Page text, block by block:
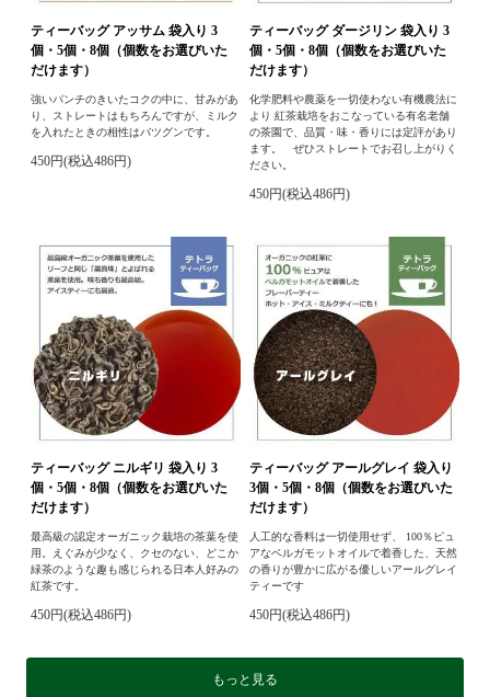
ティーバッグ アッサム 袋入り 3
個・5個・8個（個数をお選びいた
だけます）
強いパンチのきいたコクの中に、甘みがあ
り、ストレートはもちろんですが、ミルク
を入れたときの相性はバツグンです。
450円(税込486円)
ティーバッグ ダージリン 袋入り 3
個・5個・8個（個数をお選びいた
だけます）
化学肥料や農薬を一切使わない有機農法に
より 紅茶栽培をおこなっている有名老舗
の茶園で、品質・味・香りには定評があり
ます。 ぜひストレートでお召し上がりく
ださい。
450円(税込486円)
ティーバッグ ニルギリ 袋入り 3
個・5個・8個（個数をお選びいた
だけます）
最高級の認定オーガニック栽培の茶葉を使
用。えぐみが少なく、クセのない、どこか
緑茶のような趣も感じられる日本人好みの
紅茶です。
450円(税込486円)
ティーバッグ アールグレイ 袋入り
3個・5個・8個（個数をお選びいた
だけます）
人工的な香料は一切使用せず、 100％ピュ
アなベルガモットオイルで着香した、天然
の香りが豊かに広がる優しいアールグレイ
ティーです
450円(税込486円)
もっと見る